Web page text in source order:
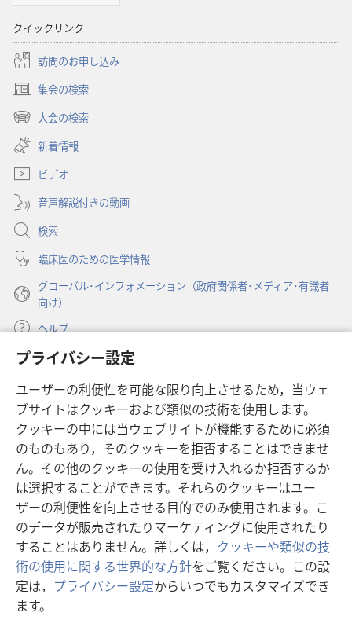
プライバシー設定
ユーザーの利便性を可能な限り向上させるため，当ウェ
ブサイトはクッキーおよび類似の技術を使用します。
クッキーの中には当ウェブサイトが機能するために必須
のものもあり，そのクッキーを拒否することはできませ
ん。その他のクッキーの使用を受け入れるか拒否するか
は選択することができます。それらのクッキーはユー
ザーの利便性を向上させる目的でのみ使用されます。こ
のデータが販売されたりマーケティングに使用されたり
することはありません。詳しくは， クッキーや類似の技
術の使用に関する世界的な方針をご覧ください。この設
定は， プライバシー設定からいつでもカスタマイズでき
ます。
クイックリンク
訪問のお申し込み
集会の検索
（新
し
タ
で
開
く）
大会の検索
（新
し
い
タ
ブ
で
開
く）
新着情報
ビデオ
音声解説付きの動画
検索
臨床医のための医学情報
グローバル･インフォメーション（政府関係者･メディア･有識者
向け）
ヘルプ
寄付
し
い
タ
ブ
で
開
く）
ものみの塔 オンライン・ライブラリー
（新
し
い
タ
ブ
で
開
く）
JW Hub ®
（新
し
い
タ
ブ
で
開
く）
JW Library ®
Watchtower Library®
Copyright
利用規約